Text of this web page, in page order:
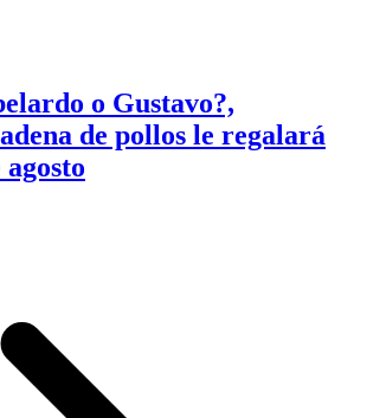
o Gustavo?,
de pollos le regalará
agosto